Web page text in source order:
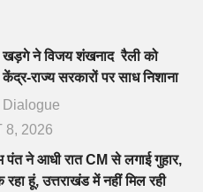
खड़गे ने विजय शंखनाद रैली को
राज्य सरकारों पर साध निशाना
Dialogue
8, 2026
ने आधी रात CM से लगाई गुहार,
हूं, उत्तराखंड में नहीं मिल रही